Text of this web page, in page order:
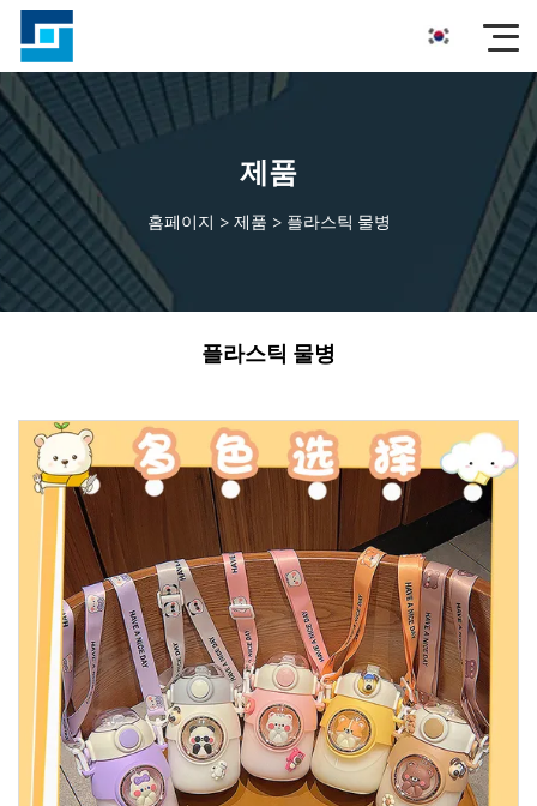
제품
홈페이지 > 제품 > 플라스틱 물병
플라스틱 물병